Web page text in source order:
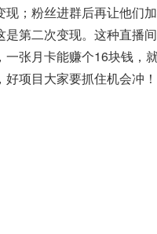
；粉丝进群后再让他们
是第二次变现。这种直播
一张月卡能赚个16块钱，
项目大家要抓住机会冲！